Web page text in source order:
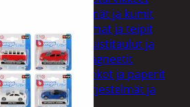
Kynät ja kumit
Liimat ja teipit
Muistitaulut ja
magneetit
Vihkot ja paperit
Turvajärjestelmät ja